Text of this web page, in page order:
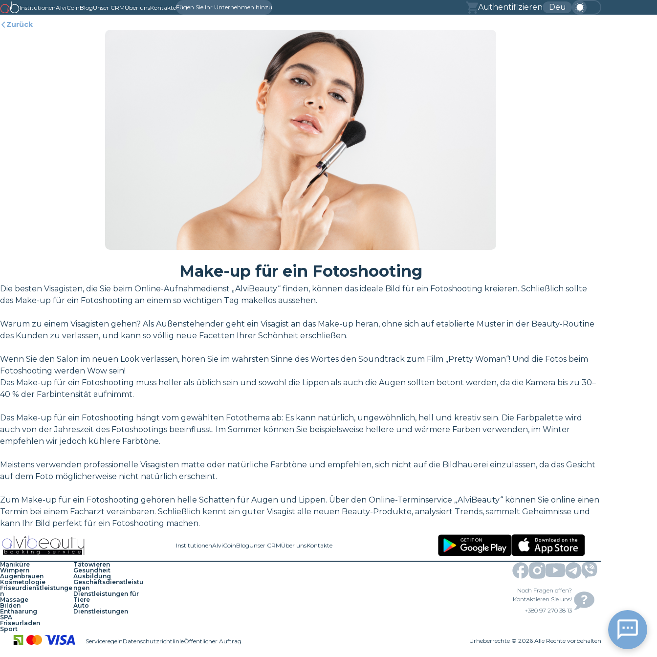
InstitutionenAlviCoinBlogUnser CRMÜber unsKontakteFügen Sie Ihr Unternehmen hinzu Authentifizieren Deu
Zurück
Make-up für ein Fotoshooting
Die besten Visagisten, die Sie beim Online-Aufnahmedienst „AlviBeauty“ finden, können das ideale Bild für ein Fotoshooting kreieren. Schließlich sollte
das Make-up für ein Fotoshooting an einem so wichtigen Tag makellos aussehen.
Warum zu einem Visagisten gehen? Als Außenstehender geht ein Visagist an das Make-up heran, ohne sich auf etablierte Muster in der Beauty-Routine
des Kunden zu verlassen, und kann so völlig neue Facetten Ihrer Schönheit erschließen.
Wenn Sie den Salon im neuen Look verlassen, hören Sie im wahrsten Sinne des Wortes den Soundtrack zum Film „Pretty Woman“! Und die Fotos beim
Fotoshooting werden Wow sein!
Das Make-up für ein Fotoshooting muss heller als üblich sein und sowohl die Lippen als auch die Augen sollten betont werden, da die Kamera bis zu 30–
40 % der Farbintensität aufnimmt.
Das Make-up für ein Fotoshooting hängt vom gewählten Fotothema ab: Es kann natürlich, ungewöhnlich, hell und kreativ sein. Die Farbpalette wird
auch von der Jahreszeit des Fotoshootings beeinflusst. Im Sommer können Sie beispielsweise hellere und wärmere Farben verwenden, im Winter
empfehlen wir jedoch kühlere Farbtöne.
Meistens verwenden professionelle Visagisten matte oder natürliche Farbtöne und empfehlen, sich nicht auf die Bildhauerei einzulassen, da das Gesicht
auf dem Foto möglicherweise nicht natürlich erscheint.
Zum Make-up für ein Fotoshooting gehören helle Schatten für Augen und Lippen. Über den Online-Terminservice „AlviBeauty“ können Sie online einen
Termin bei einem Facharzt vereinbaren. Schließlich kennt ein guter Visagist alle neuen Beauty-Produkte, analysiert Trends, sammelt Geheimnisse und
kann Ihr Bild perfekt für ein Fotoshooting machen.
InstitutionenAlviCoinBlogUnser CRMÜber unsKontakte
Maniküre
Wimpern
Augenbrauen
Kosmetologie
Friseurdienstleistunge
n
Massage
Bilden
Enthaarung
SPA
Friseurladen
Sport
Tätowieren
Gesundheit
Ausbildung
Geschäftsdienstleistu
ngen
Dienstleistungen für
Tiere
Auto
Dienstleistungen
Noch Fragen offen?
Kontaktieren Sie uns!
+380 97 270 38 13
ServiceregelnDatenschutzrichtlinieÖffentlicher Auftrag Urheberrechte © 2026 Alle Rechte vorbehalten